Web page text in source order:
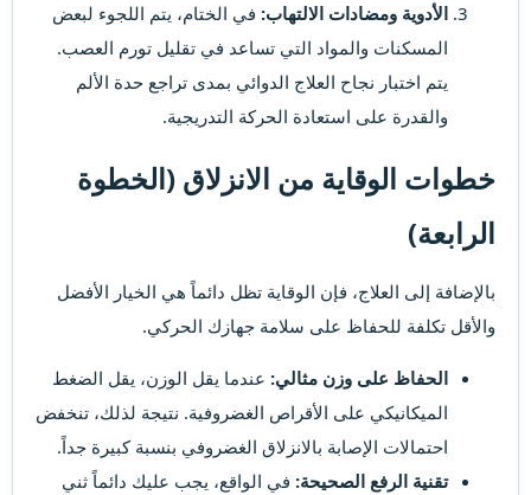
الأدوية ومضادات الالتهاب: في الختام، يتم اللجوء لبعض
المسكنات والمواد التي تساعد في تقليل تورم العصب.
يتم اختبار نجاح العلاج الدوائي بمدى تراجع حدة الألم
والقدرة على استعادة الحركة التدريجية.
خطوات الوقاية من الانزلاق (الخطوة
الرابعة)
بالإضافة إلى العلاج، فإن الوقاية تظل دائماً هي الخيار الأفضل
والأقل تكلفة للحفاظ على سلامة جهازك الحركي.
الحفاظ على وزن مثالي: عندما يقل الوزن، يقل الضغط
الميكانيكي على الأقراص الغضروفية. نتيجة لذلك، تنخفض
احتمالات الإصابة بالانزلاق الغضروفي بنسبة كبيرة جداً.
تقنية الرفع الصحيحة: في الواقع، يجب عليك دائماً ثني